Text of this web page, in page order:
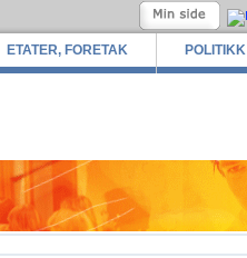
ETATER, FORETAK POLITIKK